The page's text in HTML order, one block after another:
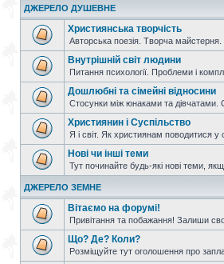
ДЖЕРЕЛО ДУШЕВНЕ
Християнська творчість
Авторська поезія. Творча майстерня.
Внутрішній світ людини
Питання психології. Проблеми і
Дошлюбні та сімейні відносини
Стосунки між юнаками та дівчатами.
Християнин і Суспільство
Я і світ. Як християнам поводитися у
Нові чи інші теми
Тут починайте будь-які нові теми,
ДЖЕРЕЛО ЗЕМНЕ
Вітаємо на форумі!
Привітання та побажання! Залиши
Що? Де? Коли?
Розміщуйте тут оголошення про